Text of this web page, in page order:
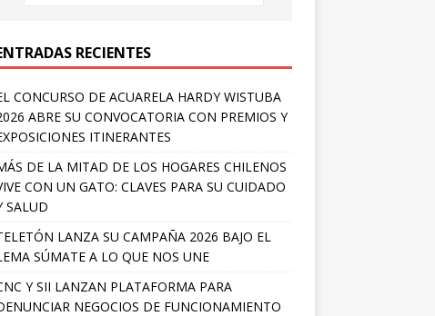
RECIENTES
CONCURSO DE ACUARELA HARDY WISTUBA
ABRE SU CONVOCATORIA CON PREMIOS Y
ITINERANTES
DE LA MITAD DE LOS HOGARES CHILENOS
CON UN GATO: CLAVES PARA SU CUIDADO
SALUD
LANZA SU CAMPAÑA 2026 BAJO EL
SÚMATE A LO QUE NOS UNE
Y SII LANZAN PLATAFORMA PARA
NEGOCIOS DE FUNCIONAMIENTO